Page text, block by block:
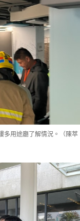
多用途廳了解情況。（陳萃